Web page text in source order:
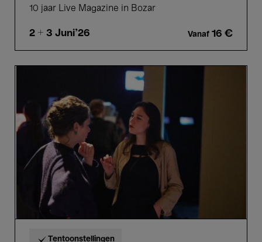
10 jaar Live Magazine in Bozar
2 + 3 Juni'26 Vanaf 16 €
Nyen
Tentoonstellingen